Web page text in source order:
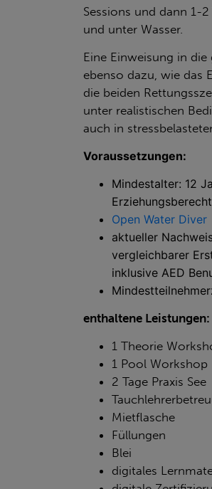
Sessions und dann 1-
und unter Wasser.
Eine Einweisung in
ebenso dazu, wie das
die beiden
unter realistischen
auch in
Voraussetzungen:
Mindestalter: 12
Open Water Diver
aktueller
vergleichbarer
inklusive AED
enthaltene Leistungen:
1 Theorie
1 Pool Workshop
2 Tage Praxis See
Mietflasche
Füllungen
Blei
digitales